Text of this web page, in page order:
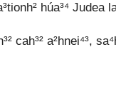
húa³⁴ Judea
cah³² a²hnei⁴³,